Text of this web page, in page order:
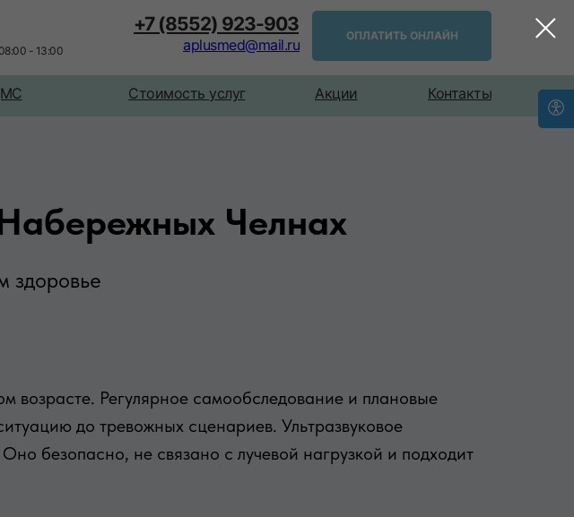
+7 (8552) 923-903
- 13:00
aplusmed@mail.ru
ОПЛАТИТЬ ОНЛАЙН
Контакты
Акции
Стоимость услуг
Челнах
здоровье
возрасте. Регулярное самообследование и плановые
до тревожных сценариев. Ультразвуковое
безопасно, не связано с лучевой нагрузкой и подходит